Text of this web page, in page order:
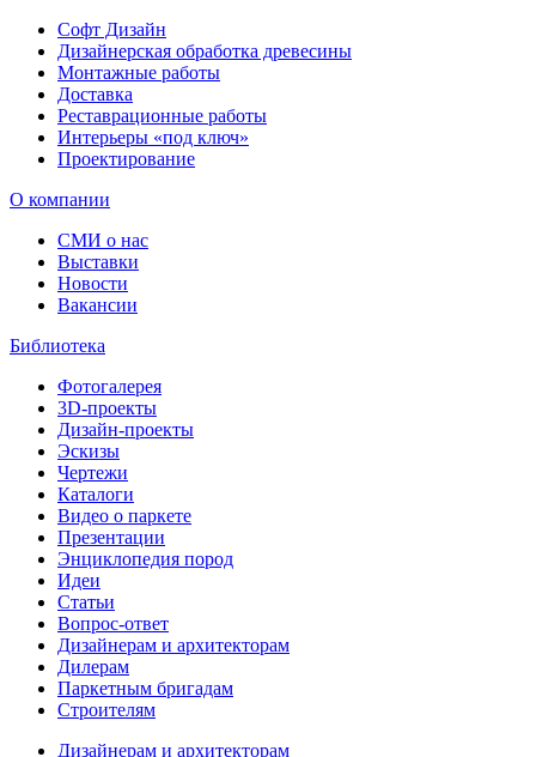
Софт Дизайн
Дизайнерская обработка древесины
Монтажные работы
Доставка
Реставрационные работы
Интерьеры «под ключ»
Проектирование
О компании
СМИ о нас
Выставки
Новости
Вакансии
Библиотека
Фотогалерея
3D-проекты
Дизайн-проекты
Эскизы
Чертежи
Каталоги
Видео о паркете
Презентации
Энциклопедия пород
Идеи
Статьи
Вопрос-ответ
Дизайнерам и архитекторам
Дилерам
Паркетным бригадам
Строителям
Дизайнерам и архитекторам